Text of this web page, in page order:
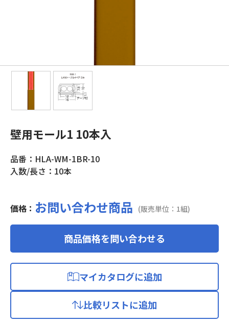
壁用モール1 10本入
品番：HLA-WM-1BR-10
入数/長さ：10本
価格： お問い合わせ商品 (販売単位：1組)
商品価格を問い合わせる
マイカタログに追加
比較リストに追加